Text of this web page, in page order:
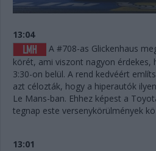
13:04
A #708-as Glickenhaus
körét, ami viszont nagyon érdekes,
3:30-on belül. A rend kedvéért
azt célozták, hogy a hiperautók
Le Mans-ban. Ehhez képest a
tegnap este versenykörülmények
13:01